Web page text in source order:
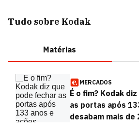
Tudo sobre Kodak
Matérias
MERCADOS
É o fim? Kodak
as portas após
desabam mais de